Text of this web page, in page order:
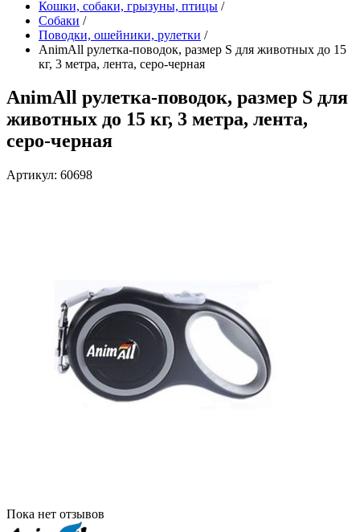
Кошки, собаки, грызуны, птицы /
Собаки /
Поводки, ошейники, рулетки /
AnimAll рулетка-поводок, размер S для животных до 15
кг, 3 метра, лента, серо-черная
AnimAll рулетка-поводок, размер S для
животных до 15 кг, 3 метра, лента,
серо-черная
Артикул: 60698
Пока нет отзывов